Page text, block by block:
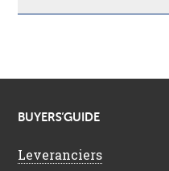
BUYERS’GUIDE
Leveranciers